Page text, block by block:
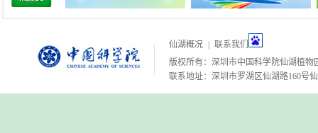
仙湖概况
联系我们
版权所有：深圳市中国科学院仙湖植物
联系地址：深圳市罗湖区仙湖路160号仙